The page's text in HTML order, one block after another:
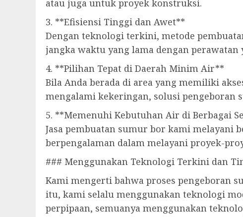
atau juga untuk proyek konstruksi.
3. **Efisiensi Tinggi dan Awet**
Dengan teknologi terkini, metode
jangka waktu yang lama dengan perawatan
4. **Pilihan Tepat di Daerah Minim Air**
Bila Anda berada di area yang memiliki
mengalami kekeringan, solusi pengeboran
5. **Memenuhi Kebutuhan Air di Berbagai
Jasa pembuatan sumur bor kami melayani
berpengalaman dalam melayani proyek-
### Menggunakan Teknologi Terkini dan
Kami mengerti bahwa proses pengeboran
itu, kami selalu menggunakan teknologi
perpipaan, semuanya menggunakan